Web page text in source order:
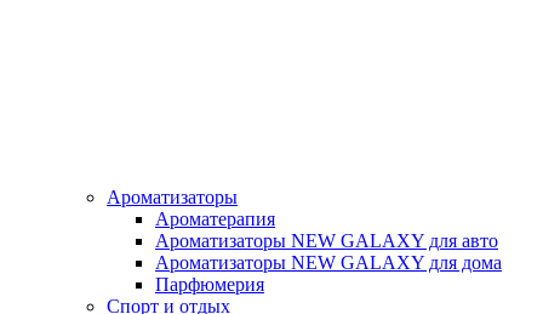
Ароматизаторы
Ароматерапия
Ароматизаторы NEW GALAXY для авто
Ароматизаторы NEW GALAXY для дома
Парфюмерия
Спорт и отдых